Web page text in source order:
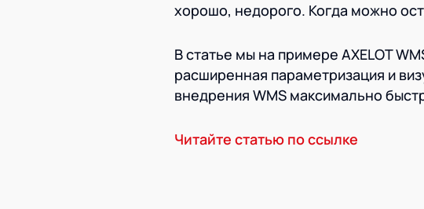
хорошо, недорого. Когда можно
В статье мы на примере AXELOT
расширенная параметризация и
внедрения WMS максимально
Читайте статью по ссылке